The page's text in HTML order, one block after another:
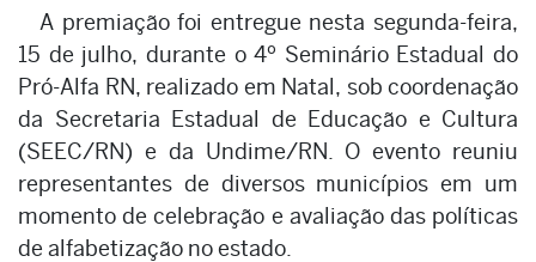
A premiação foi entregue nesta segunda-feira,
15 de julho, durante o 4º Seminário Estadual do
Pró-Alfa RN, realizado em Natal, sob coordenação
da Secretaria Estadual de Educação e Cultura
(SEEC/RN) e da Undime/RN. O evento reuniu
representantes de diversos municípios em um
momento de celebração e avaliação das políticas
de alfabetização no estado.